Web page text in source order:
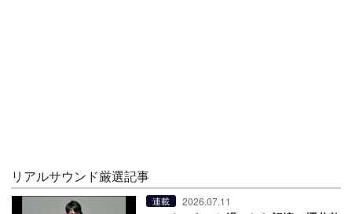
リアルサウンド厳選記事
連載 2026.07.11